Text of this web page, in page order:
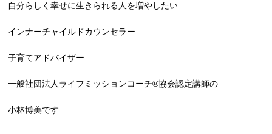
自分らしく幸せに生きられる人を増やしたい
インナーチャイルドカウンセラー
子育てアドバイザー
一般社団法人ライフミッションコーチ®︎協会認定講師の
小林博美です